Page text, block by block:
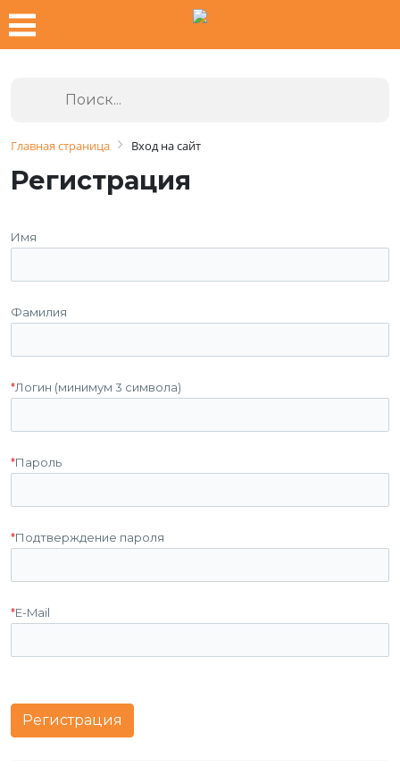
Главная страница Вход на сайт
Регистрация
Имя
Фамилия
*Логин (минимум 3 символа)
*Пароль
*Подтверждение пароля
*E-Mail